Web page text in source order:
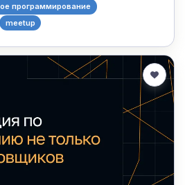
программирование
meetup